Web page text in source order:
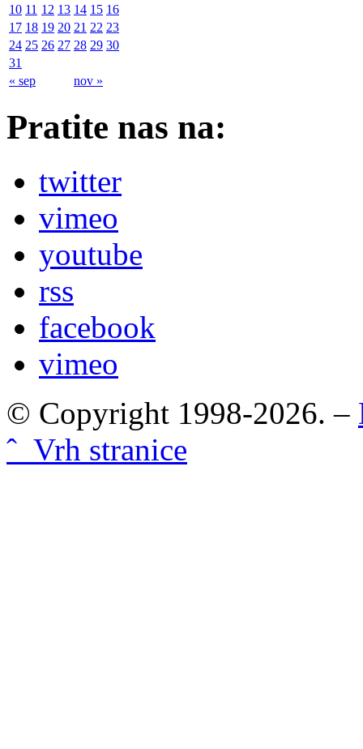
« sep nov »
10 11 12 13 14 15 16
17 18 19 20 21 22 23
24 25 26 27 28 29 30
31
Pratite nas na:
twitter
vimeo
youtube
rss
facebook
vimeo
© Copyright 1998-2026. –
ˆ Vrh stranice